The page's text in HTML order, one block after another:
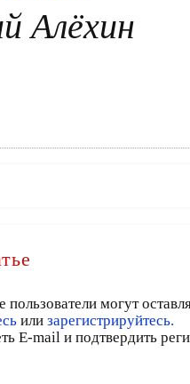
Алёхин
пользователи могут
или зарегистрируйтесь.
E-mail и подтвердить